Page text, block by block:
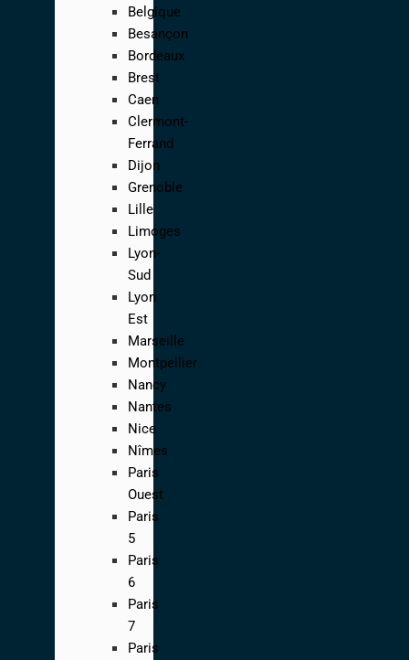
Belgique
Besançon
Bordeaux
Brest
Caen
Clermont-
Ferrand
Dijon
Grenoble
Lille
Limoges
Lyon-
Sud
Lyon
Est
Marseille
Montpellier
Nancy
Nantes
Nice
Nîmes
Paris
Ouest
Paris
5
Paris
6
Paris
7
Paris